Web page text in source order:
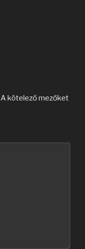
A kötelező mezőket